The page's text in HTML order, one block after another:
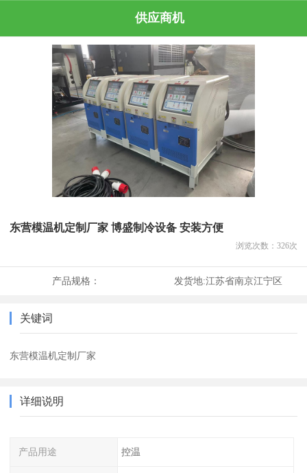
供应商机
东营模温机定制厂家 博盛制冷设备 安装方便
浏览次数： 326次
产品规格： 发货地:江苏省南京江宁区
关键词
东营模温机定制厂家
详细说明
产品用途 控温